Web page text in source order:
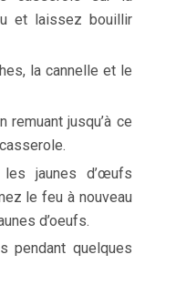
et laissez bouillir
la cannelle et le
remuant jusqu’à ce
jaunes d’œufs
le feu à nouveau
d’oeufs.
pendant quelques